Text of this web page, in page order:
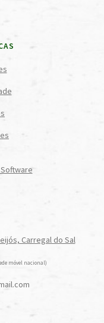
Carregal do Sal
móvel nacional)